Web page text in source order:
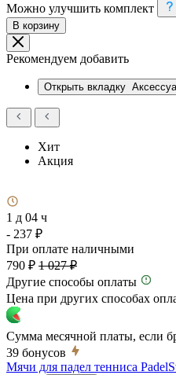
Можно улучшить комплект
В корзину
Рекомендуем добавить
Открыть вкладку
Хит
Акция
1 д 04 ч
- 237 ₽
При оплате наличными
790 ₽ 1 027 ₽
Другие способы оплаты
Цена при других способах
Сумма месячной платы, если
39 бонусов
Мячи для падел тенниса